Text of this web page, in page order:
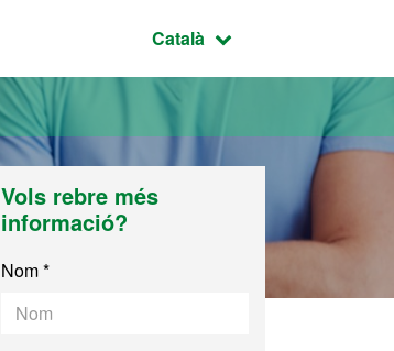
Idioma seleccionat:
Català
Vols rebre més
informació?
Nom *